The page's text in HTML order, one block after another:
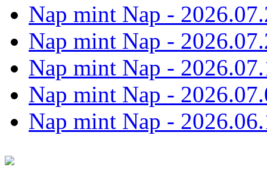
Nap mint Nap -
Nap mint Nap -
Nap mint Nap -
Nap mint Nap -
Nap mint Nap -